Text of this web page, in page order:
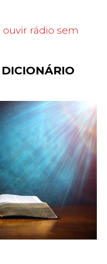
ouvir rádio sem